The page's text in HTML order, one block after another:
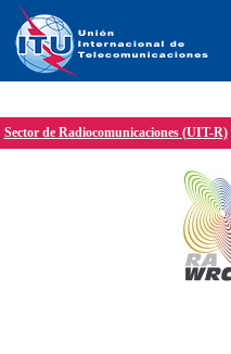
Sector de Radiocomunicaciones (UIT-R)